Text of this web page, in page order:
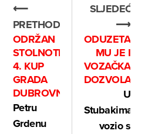
⟵
PRETHODNO
ODRŽAN
STOLNOTENISKI
4. KUP
GRADA
DUBROVNIKA
Petru
Grdenu
SLJEDEĆE
⟶
ODUZETA
MU JE I
VOZAČKA
DOZVOLA
U
Stubakima
vozio s